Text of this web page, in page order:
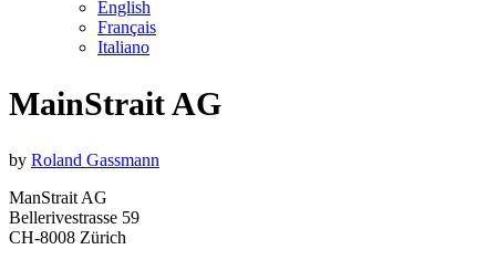
English
Français
Italiano
MainStrait AG
by Roland Gassmann
ManStrait AG
Bellerivestrasse 59
CH-8008 Zürich